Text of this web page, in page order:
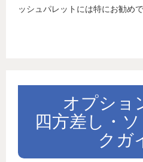
ッシュパレットには特にお勧め
オプショ
四方差し・
クガ